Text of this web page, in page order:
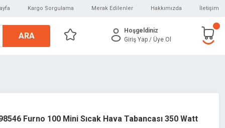
Kargo Sorgulama Merak Edilenler Hakkımızda İletişim
ARA
Hoşgeldiniz
Giriş Yap / Üye Ol
Furno 100 Mini Sıcak Hava Tabancası 350 Watt